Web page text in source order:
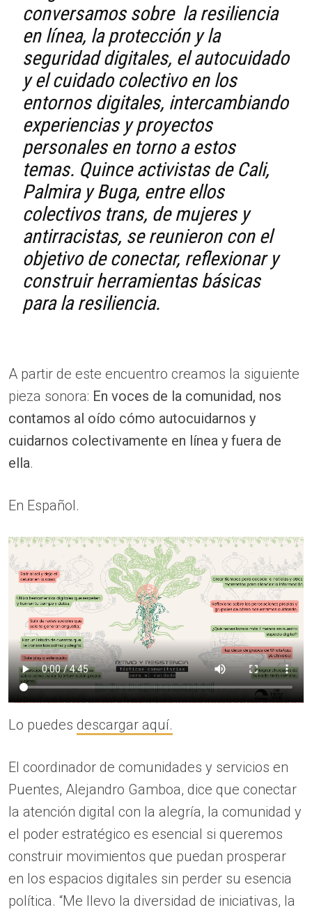
conversamos sobre la resiliencia
en línea, la protección y la
seguridad digitales, el autocuidado
y el cuidado colectivo en los
entornos digitales, intercambiando
experiencias y proyectos
personales en torno a estos
temas. Quince activistas de Cali,
Palmira y Buga, entre ellos
colectivos trans, de mujeres y
antirracistas, se reunieron con el
objetivo de conectar, reflexionar y
construir herramientas básicas
para la resiliencia.
A partir de este encuentro creamos la siguiente
pieza sonora: En voces de la comunidad, nos
contamos al oído cómo autocuidarnos y
cuidarnos colectivamente en línea y fuera de
ella.
En Español.
Lo puedes descargar aquí.
El coordinador de comunidades y servicios en
Puentes, Alejandro Gamboa, dice que conectar
la atención digital con la alegría, la comunidad y
el poder estratégico es esencial si queremos
construir movimientos que puedan prosperar
en los espacios digitales sin perder su esencia
política. “Me llevo la diversidad de iniciativas, la